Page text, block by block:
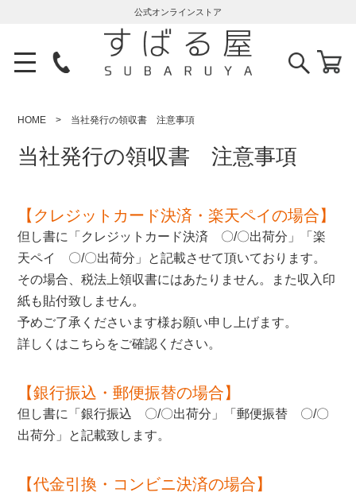
公式オンラインストア
HOME 当社発行の領収書 注意事項
当社発行の領収書 注意事項
【クレジットカード決済・楽天ペイの場合】
但し書に「クレジットカード決済 〇/〇出荷分」「楽
天ペイ 〇/〇出荷分」と記載させて頂いております。
その場合、税法上領収書にはあたりません。また収入印
紙も貼付致しません。
予めご了承くださいます様お願い申し上げます。
詳しくはこちら をご確認ください。
【銀行振込・郵便振替の場合】
但し書に「銀行振込 〇/〇出荷分」「郵便振替 〇/〇
出荷分」と記載致します。
【代金引換・コンビニ決済の場合】